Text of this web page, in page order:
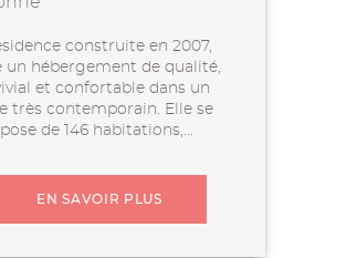
construite en 2007,
un hébergement de qualité,
et confortable dans un
très contemporain. Elle se
de 146 habitations,...
EN SAVOIR PLUS